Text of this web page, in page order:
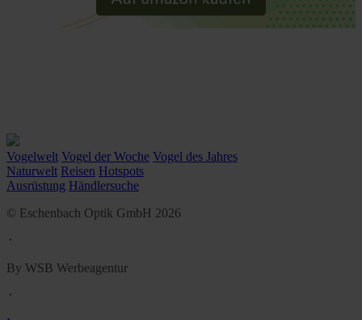
Vogelwelt Vogel der Woche Vogel des Jahres
Naturwelt Reisen Hotspots
Ausrüstung Händlersuche
© Eschenbach Optik GmbH 2026
᛫
By WSB Werbeagentur
᛫